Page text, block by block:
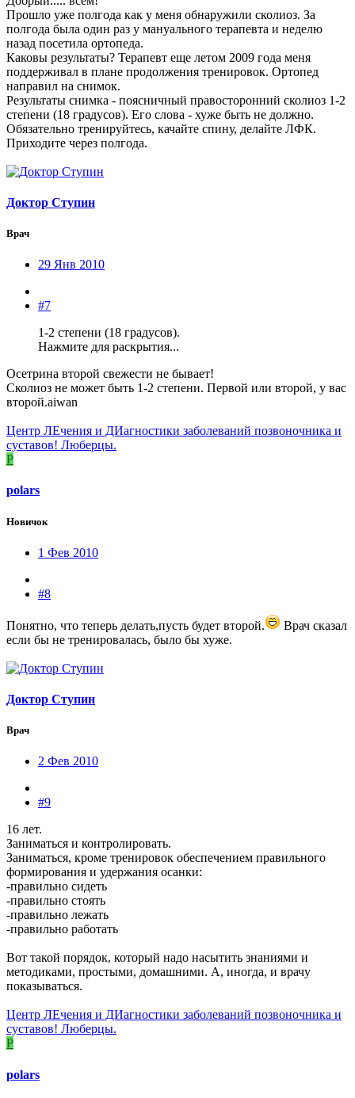
Прошло уже полгода как у меня обнаружили сколиоз. За
полгода была один раз у мануального терапевта и неделю
назад посетила ортопеда.
Каковы результаты? Терапевт еще летом 2009 года меня
поддерживал в плане продолжения тренировок. Ортопед
направил на снимок.
Результаты снимка - поясничный правосторонний сколиоз 1-2
степени (18 градусов). Его слова - хуже быть не должно.
Обязательно тренируйтесь, качайте спину, делайте ЛФК.
Приходите через полгода.
Доктор Ступин
Врач
29 Янв 2010
#7
1-2 степени (18 градусов).
Нажмите для раскрытия...
Осетрина второй свежести не бывает!
Сколиоз не может быть 1-2 степени. Первой или второй, у вас
второй.aiwan
Центр ЛЕчения и ДИагностики заболеваний позвоночника и
суставов! Люберцы.
P
polars
Новичок
1 Фев 2010
#8
Понятно, что теперь делать,пусть будет второй.
Врач сказал
если бы не тренировалась, было бы хуже.
Доктор Ступин
Врач
2 Фев 2010
#9
16 лет.
Заниматься и контролировать.
Заниматься, кроме тренировок обеспечением правильного
формирования и удержания осанки:
-правильно сидеть
-правильно стоять
-правильно лежать
-правильно работать
Вот такой порядок, который надо насытить знаниями и
методиками, простыми, домашними. А, иногда, и врачу
показываться.
Центр ЛЕчения и ДИагностики заболеваний позвоночника и
суставов! Люберцы.
P
polars